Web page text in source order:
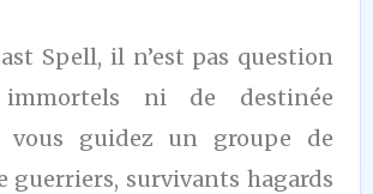
Spell, il n’est pas question
ni de destinée
vous guidez un groupe de
guerriers, survivants hagards